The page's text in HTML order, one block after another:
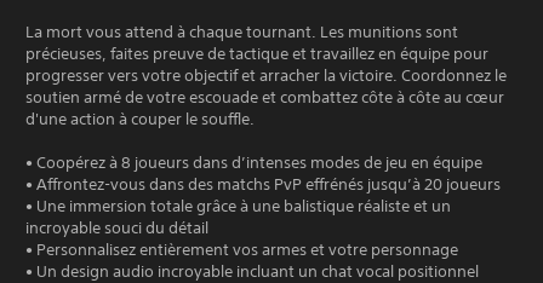
La mort vous attend à chaque tournant. Les munitions sont
précieuses, faites preuve de tactique et travaillez en équipe pour
progresser vers votre objectif et arracher la victoire. Coordonnez le
soutien armé de votre escouade et combattez côte à côte au cœur
d'une action à couper le souffle.
• Coopérez à 8 joueurs dans d’intenses modes de jeu en équipe
• Affrontez-vous dans des matchs PvP effrénés jusqu’à 20 joueurs
• Une immersion totale grâce à une balistique réaliste et un
incroyable souci du détail
• Personnalisez entièrement vos armes et votre personnage
• Un design audio incroyable incluant un chat vocal positionnel